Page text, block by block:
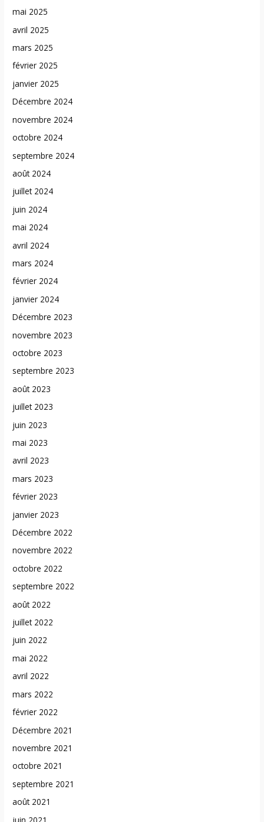
mai 2025
avril 2025
mars 2025
février 2025
janvier 2025
Décembre 2024
novembre 2024
octobre 2024
septembre 2024
août 2024
juillet 2024
juin 2024
mai 2024
avril 2024
mars 2024
février 2024
janvier 2024
Décembre 2023
novembre 2023
octobre 2023
septembre 2023
août 2023
juillet 2023
juin 2023
mai 2023
avril 2023
mars 2023
février 2023
janvier 2023
Décembre 2022
novembre 2022
octobre 2022
septembre 2022
août 2022
juillet 2022
juin 2022
mai 2022
avril 2022
mars 2022
février 2022
Décembre 2021
novembre 2021
octobre 2021
septembre 2021
août 2021
juin 2021